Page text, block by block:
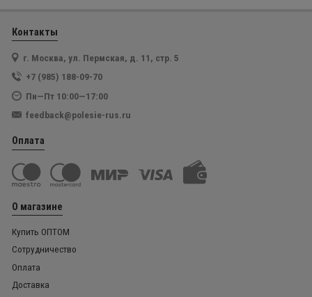
Контакты
г. Москва, ул. Пермская, д. 11, стр. 5
+7 (985) 188-09-70
Пн—Пт 10:00—17:00
feedback@polesie-rus.ru
Оплата
О магазине
Купить ОПТОМ
Сотрудничество
Оплата
Доставка